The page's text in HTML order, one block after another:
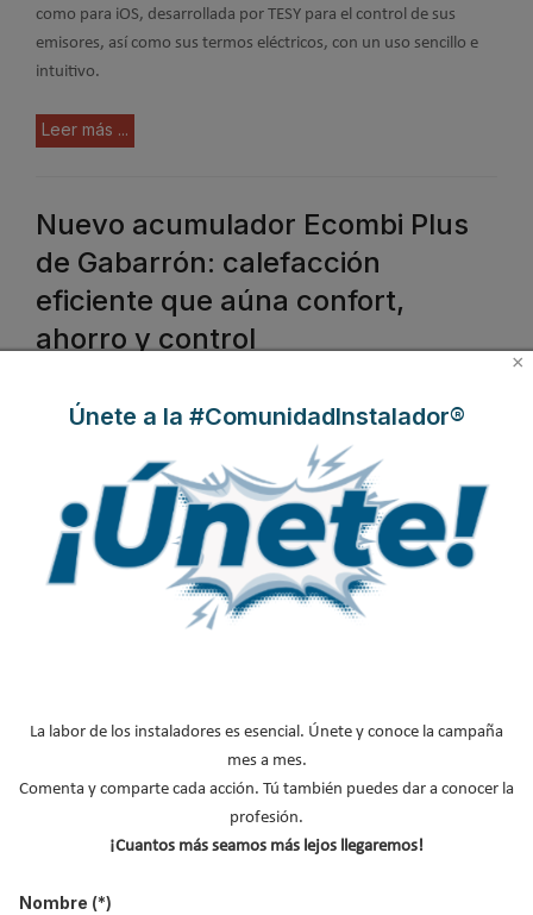
como para iOS, desarrollada por TESY para el control de sus
emisores, así como sus termos eléctricos, con un uso sencillo e
intuitivo.
Leer más ...
Nuevo acumulador Ecombi Plus
de Gabarrón: calefacción
eficiente que aúna confort,
ahorro y control
20 Sep 2018
×
Únete a la #ComunidadInstalador®
La labor de los instaladores es esencial. Únete y conoce la campaña
mes a mes.
Comenta y comparte cada acción. Tú también puedes dar a conocer la
profesión.
¡Cuantos más seamos más lejos llegaremos!
Nombre (*)